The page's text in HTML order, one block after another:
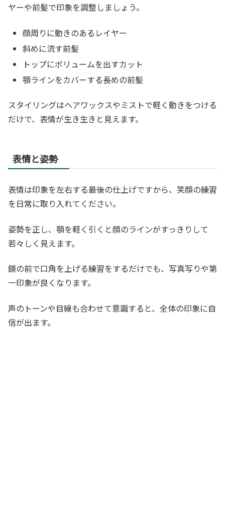
ヤーや前髪で印象を調整しましょう。
顔周りに動きのあるレイヤー
斜めに流す前髪
トップにボリュームを出すカット
顎ラインをカバーする長めの前髪
スタイリングはヘアワックスやミストで軽く動きをつける
だけで、表情が生き生きと見えます。
表情と姿勢
表情は印象を左右する最後の仕上げですから、笑顔の練習
を日常に取り入れてください。
姿勢を正し、顎を軽く引くと顔のラインがすっきりして
若々しく見えます。
鏡の前で口角を上げる練習をするだけでも、写真写りや第
一印象が良くなります。
声のトーンや目線も合わせて意識すると、全体の印象に自
信が出ます。